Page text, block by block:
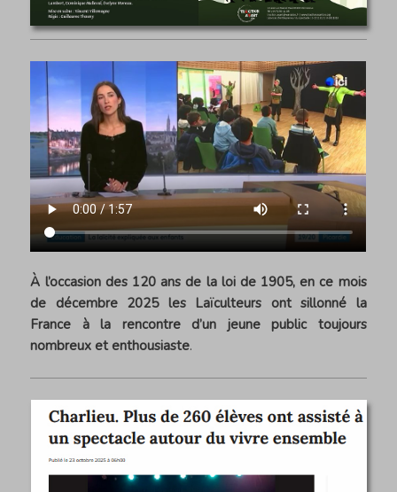
À l’occasion des 120 ans de la loi de 1905, en ce mois
de décembre 2025 les Laïculteurs ont sillonné la
France à la rencontre d’un jeune public toujours
nombreux et enthousiaste.